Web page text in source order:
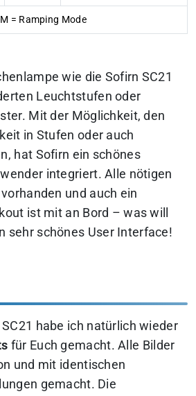
= Ramping Mode
wie die Sofirn SC21
Leuchtstufen oder
Mit der Möglichkeit, den
in Stufen oder auch
hat Sofirn ein schönes
integriert. Alle nötigen
und auch ein
ist mit an Bord – was will
sehr schönes User Interface!
habe ich natürlich wieder
für Euch gemacht. Alle Bilder
und mit identischen
gemacht. Die